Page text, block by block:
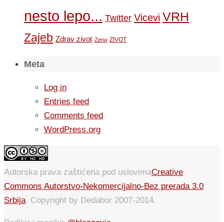
nesto lepo... Twitter Vicevi VRH
Zajeb Zdrav zivot Zena ZIVOT
Meta
Log in
Entries feed
Comments feed
WordPress.org
Autorska prava zaštićena pod uslovimaCreative
Commons Autorstvo-Nekomercijalno-Bez prerada 3.0
Srbija. Copyright by Dedabor 2007-2014.